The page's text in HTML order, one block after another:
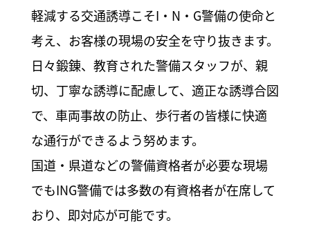
軽減する交通誘導こそI・N・G警備の使命と
考え、お客様の現場の安全を守り抜きます。
日々鍛錬、教育された警備スタッフが、親
切、丁寧な誘導に配慮して、適正な誘導合図
で、車両事故の防止、歩行者の皆様に快適
な通行ができるよう努めます。
国道・県道などの警備資格者が必要な現場
でもING警備では多数の有資格者が在席して
おり、即対応が可能です。